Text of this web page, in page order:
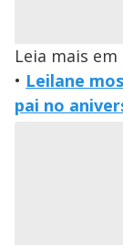
Leia mais
• Leilane
pai no